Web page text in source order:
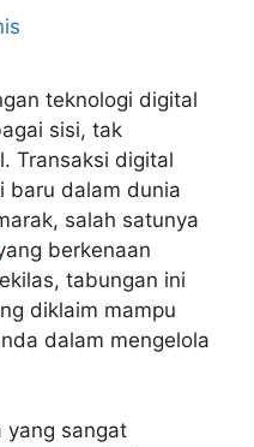
teknologi digital
sisi, tak
Transaksi digital
baru dalam dunia
salah satunya
berkenaan
tabungan ini
diklaim mampu
dalam mengelola
yang sangat